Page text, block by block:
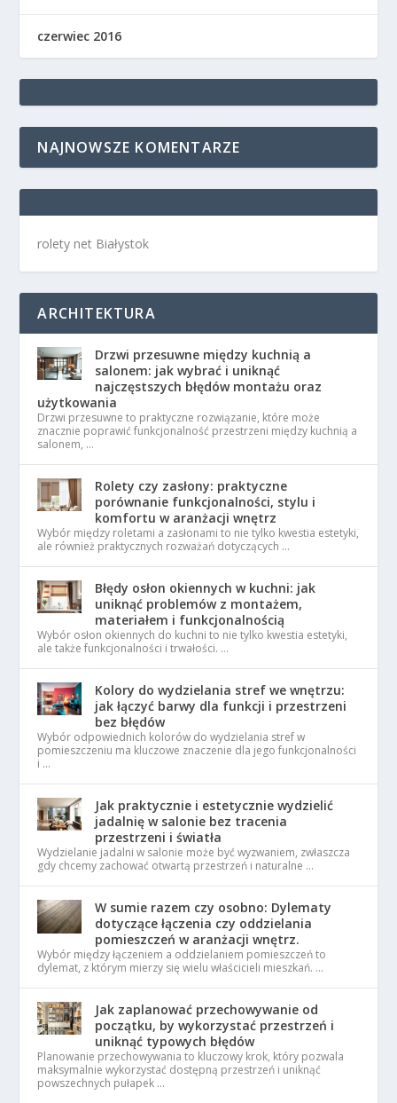
czerwiec 2016
NAJNOWSZE KOMENTARZE
rolety net Białystok
ARCHITEKTURA
Drzwi przesuwne między kuchnią a
salonem: jak wybrać i uniknąć
najczęstszych błędów montażu oraz
użytkowania
Drzwi przesuwne to praktyczne rozwiązanie, które może
znacznie poprawić funkcjonalność przestrzeni między kuchnią a
salonem, …
Rolety czy zasłony: praktyczne
porównanie funkcjonalności, stylu i
komfortu w aranżacji wnętrz
Wybór między roletami a zasłonami to nie tylko kwestia estetyki,
ale również praktycznych rozważań dotyczących …
Błędy osłon okiennych w kuchni: jak
uniknąć problemów z montażem,
materiałem i funkcjonalnością
Wybór osłon okiennych do kuchni to nie tylko kwestia estetyki,
ale także funkcjonalności i trwałości. …
Kolory do wydzielania stref we wnętrzu:
jak łączyć barwy dla funkcji i przestrzeni
bez błędów
Wybór odpowiednich kolorów do wydzielania stref w
pomieszczeniu ma kluczowe znaczenie dla jego funkcjonalności
i …
Jak praktycznie i estetycznie wydzielić
jadalnię w salonie bez tracenia
przestrzeni i światła
Wydzielanie jadalni w salonie może być wyzwaniem, zwłaszcza
gdy chcemy zachować otwartą przestrzeń i naturalne …
W sumie razem czy osobno: Dylematy
dotyczące łączenia czy oddzielania
pomieszczeń w aranżacji wnętrz.
Wybór między łączeniem a oddzielaniem pomieszczeń to
dylemat, z którym mierzy się wielu właścicieli mieszkań. …
Jak zaplanować przechowywanie od
początku, by wykorzystać przestrzeń i
uniknąć typowych błędów
Planowanie przechowywania to kluczowy krok, który pozwala
maksymalnie wykorzystać dostępną przestrzeń i uniknąć
powszechnych pułapek …